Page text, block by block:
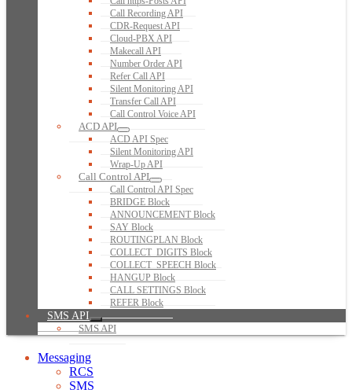
Call Recording API
CDR-Request API
Cloud-PBX API
Makecall API
Number Order API
Refer Call API
Silent Monitoring API
Transfer Call API
Call Control Voice API
ACD API
ACD API Spec
Silent Monitoring API
Wrap-Up API
Call Control API
Call Control API Spec
BRIDGE Block
ANNOUNCEMENT Block
SAY Block
ROUTINGPLAN Block
COLLECT_DIGITS Block
COLLECT_SPEECH Block
HANGUP Block
CALL SETTINGS Block
REFER Block
SMS API
SMS API
Messaging
RCS
SMS